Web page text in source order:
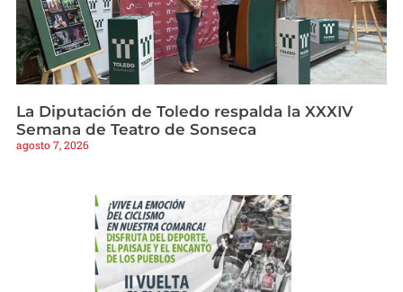
La Diputación de Toledo respalda la XXXIV
Semana de Teatro de Sonseca
agosto 7, 2026